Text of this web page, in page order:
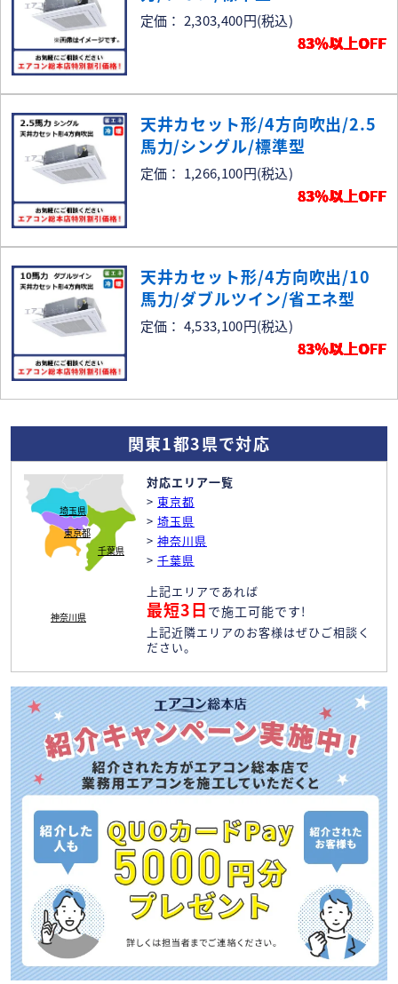
定価： 2,303,400円(税込)
83％以上OFF
天井カセット形/4方向吹出/2.5
馬力/シングル/標準型
定価： 1,266,100円(税込)
83％以上OFF
天井カセット形/4方向吹出/10
馬力/ダブルツイン/省エネ型
定価： 4,533,100円(税込)
83％以上OFF
関東1都3県で対応
東京都
埼玉県
神奈川県
千葉県
対応エリア一覧
> 東京都
> 埼玉県
> 神奈川県
> 千葉県
上記エリアであれば
最短3日 で施工可能です!
上記近隣エリアのお客様はぜひご相談く
ださい。